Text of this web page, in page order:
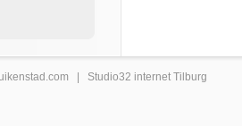
.com | Studio32 internet Tilburg